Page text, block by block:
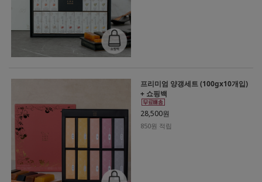
프리미엄 양갱세트 (100gx10개입)
+ 쇼핑백
28,500원
850원 적립